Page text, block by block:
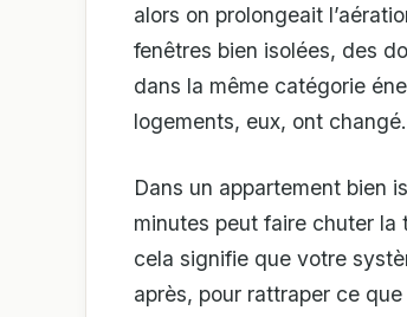
alors on prolongeait
fenêtres bien isolées, des
dans la même catégorie
logements, eux, ont changé.
Dans un appartement bien
minutes peut faire chuter la
cela signifie que votre
après, pour rattraper ce